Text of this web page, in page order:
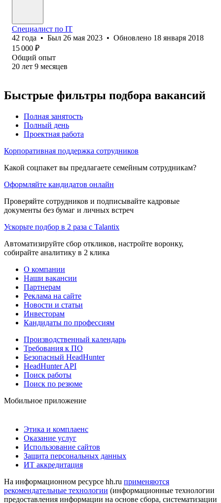
Специалист по IT
42 года • Был 26 мая 2023 • Обновлено 18 января 2018
15 000 ₽
Общий опыт
20 лет 9 месяцев
Быстрые фильтры подбора вакансий
Полная занятость
Полный день
Проектная работа
Корпоративная поддержка сотрудников
Какой соцпакет вы предлагаете семейным сотрудникам?
Оформляйте кандидатов онлайн
Проверяйте сотрудников и подписывайте кадровые
документы без бумаг и личных встреч
Ускорьте подбор в 2 раза с Talantix
Автоматизируйте сбор откликов, настройте воронку,
собирайте аналитику в 2 клика
О компании
Наши вакансии
Партнерам
Реклама на сайте
Новости и статьи
Инвесторам
Кандидаты по профессиям
Производственный календарь
Требования к ПО
Безопасный HeadHunter
HeadHunter API
Поиск работы
Поиск по резюме
Мобильное приложение
Этика и комплаенс
Оказание услуг
Использование сайтов
Защита персональных данных
ИТ аккредитация
На информационном ресурсе hh.ru применяются
рекомендательные технологии (информационные технологии
предоставления информации на основе сбора, систематизации